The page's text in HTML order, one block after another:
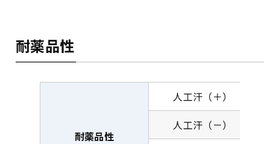
耐薬品性
耐薬品性
人工汗（＋）
人工汗（－）